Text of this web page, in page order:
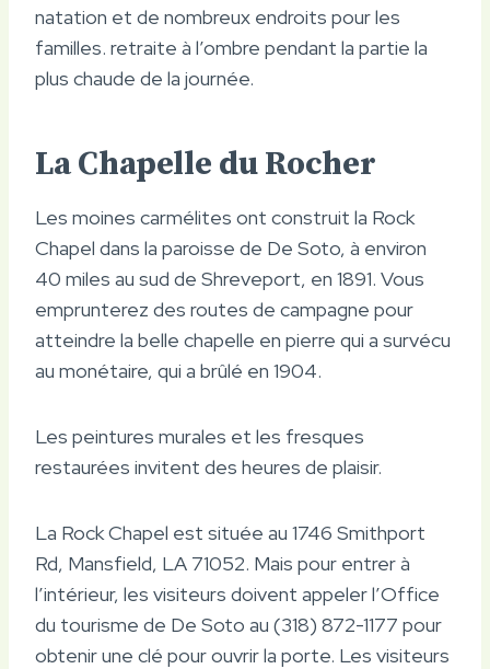
natation et de nombreux endroits pour les
familles. retraite à l’ombre pendant la partie la
plus chaude de la journée.
La Chapelle du Rocher
Les moines carmélites ont construit la Rock
Chapel dans la paroisse de De Soto, à environ
40 miles au sud de Shreveport, en 1891. Vous
emprunterez des routes de campagne pour
atteindre la belle chapelle en pierre qui a survécu
au monétaire, qui a brûlé en 1904.
Les peintures murales et les fresques
restaurées invitent des heures de plaisir.
La Rock Chapel est située au 1746 Smithport
Rd, Mansfield, LA 71052. Mais pour entrer à
l’intérieur, les visiteurs doivent appeler l’Office
du tourisme de De Soto au (318) 872-1177 pour
obtenir une clé pour ouvrir la porte. Les visiteurs